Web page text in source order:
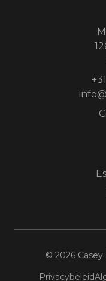
© 2026Casey.
Privacybeleid